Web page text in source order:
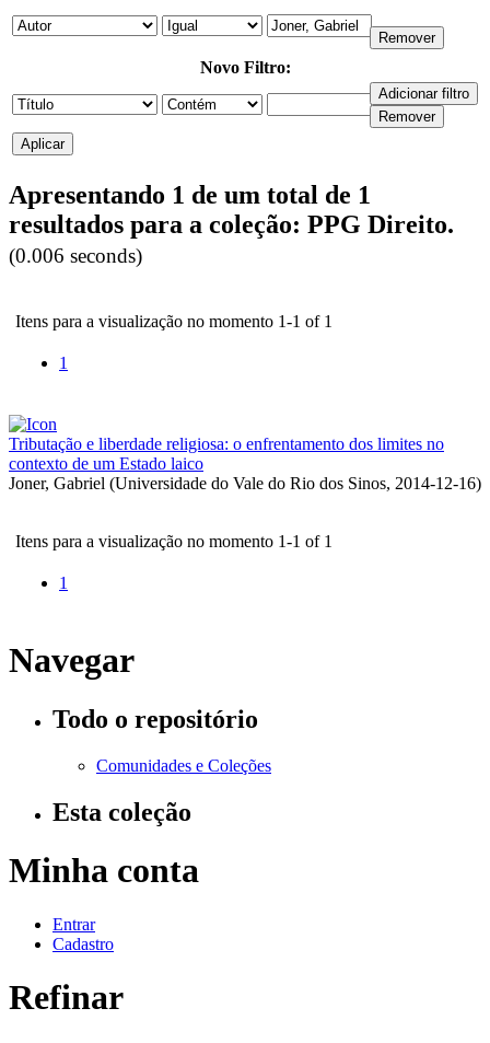
Novo Filtro:
Apresentando 1 de um total de 1
resultados para a coleção: PPG Direito.
(0.006 seconds)
Itens para a visualização no momento 1-1 of 1
1
Tributação e liberdade religiosa: o enfrentamento dos limites no
contexto de um Estado laico
Joner, Gabriel (Universidade do Vale do Rio dos Sinos, 2014-12-16)
Itens para a visualização no momento 1-1 of 1
1
Navegar
Todo o repositório
Comunidades e Coleções
Esta coleção
Minha conta
Entrar
Cadastro
Refinar